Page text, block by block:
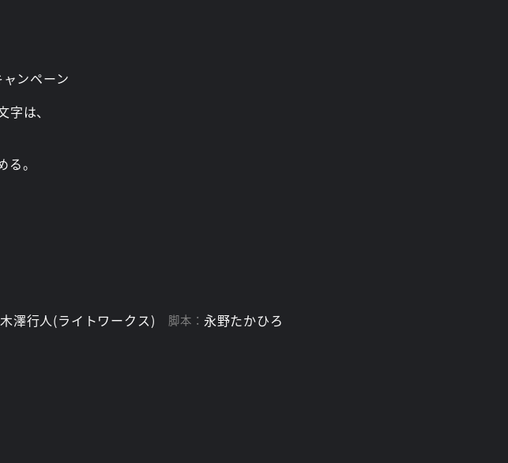
は、
。
木澤行人(ライトワークス) 脚本： 永野たかひろ